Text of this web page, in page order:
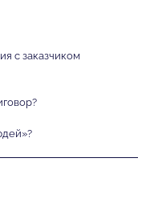
с заказчиком